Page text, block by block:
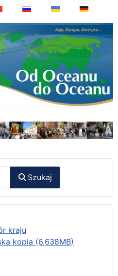
Szukaj
kraju
kopia (6,638MB)